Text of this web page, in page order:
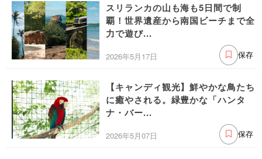
スリランカの山も海も5日間で制
覇！世界遺産から南国ビーチまで全
力で遊び...
2026年5月17日 保存
【キャンディ観光】鮮やかな鳥たち
に癒やされる。緑豊かな「ハンタ
ナ・バー...
2026年5月07日 保存